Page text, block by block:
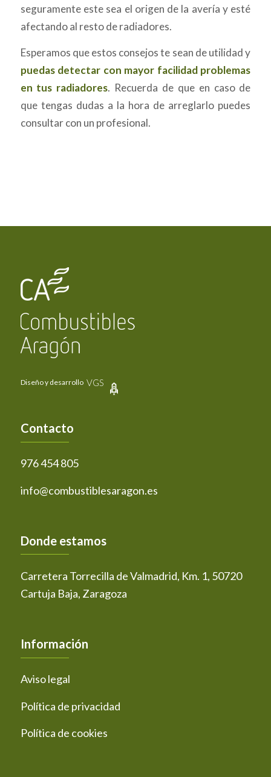
seguramente este sea el origen de la avería y esté
afectando al resto de radiadores.
Esperamos que estos consejos te sean de utilidad y
puedas detectar con mayor facilidad problemas
en tus radiadores. Recuerda de que en caso de
que tengas dudas a la hora de arreglarlo puedes
consultar con un profesional.
Diseño y desarrollo VGS
Contacto
976 454 805
info@combustiblesaragon.es
Donde estamos
Carretera Torrecilla de Valmadrid, Km. 1, 50720
Cartuja Baja, Zaragoza
Información
Aviso legal
Política de privacidad
Política de cookies